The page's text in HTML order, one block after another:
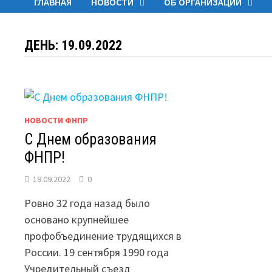
ДЕНЬ: 19.09.2022
НОВОСТИ ФНПР
С Днем образования
ФНПР!
19.09.2022 0
Ровно 32 года назад было
основано крупнейшее
профобъединение трудящихся в
России. 19 сентября 1990 года
Учредительный съезд